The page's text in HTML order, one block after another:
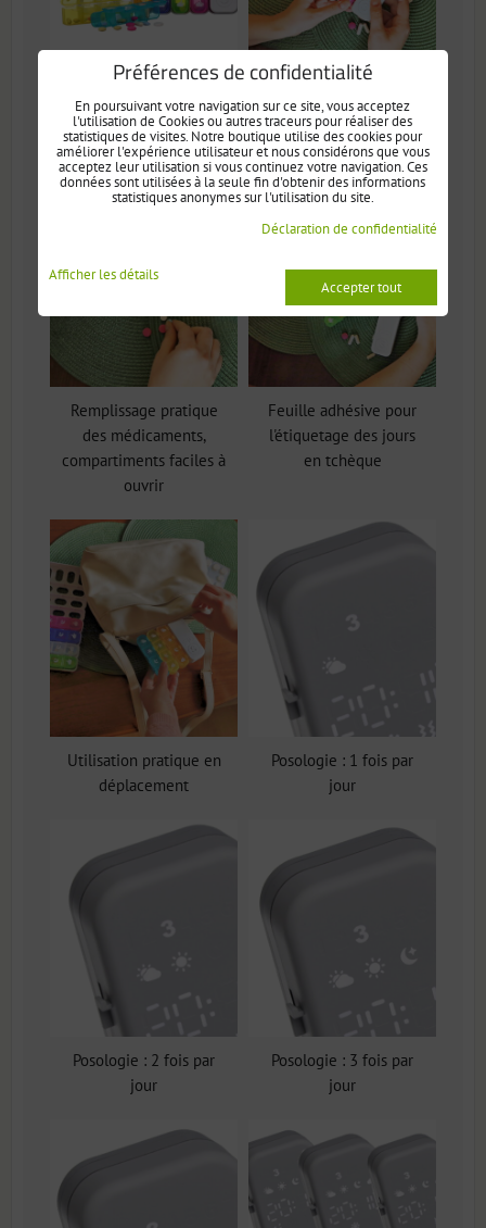
Pilulier avec minuterie
LED et 7 compartiments
Minuterie combinable
avec des bacs
Remplissage pratique
des médicaments,
compartiments faciles à
ouvrir
Feuille adhésive pour
l'étiquetage des jours
en tchèque
Utilisation pratique en
déplacement
Posologie : 1 fois par
jour
Posologie : 2 fois par
jour
Posologie : 3 fois par
jour
Préférences de confidentialité
En poursuivant votre navigation sur ce site, vous acceptez
l'utilisation de Cookies ou autres traceurs pour réaliser des
statistiques de visites. Notre boutique utilise des cookies pour
améliorer l'expérience utilisateur et nous considérons que vous
acceptez leur utilisation si vous continuez votre navigation. Ces
données sont utilisées à la seule fin d'obtenir des informations
statistiques anonymes sur l'utilisation du site.
Déclaration de confidentialité
Afficher les détails
Accepter tout